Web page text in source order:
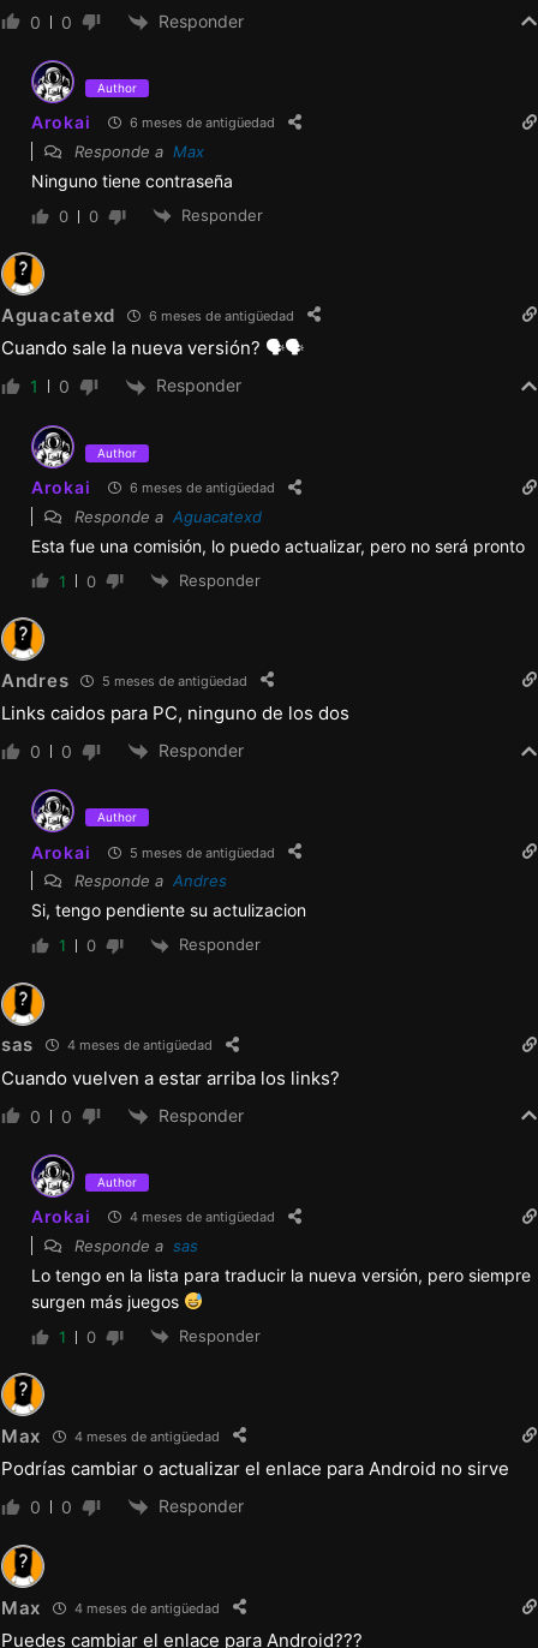
0 0 Responder
Author
Arokai 6 meses de antigüedad
Responde a Max
Ninguno tiene contraseña
0 0 Responder
Aguacatexd 6 meses de antigüedad
Cuando sale la nueva versión? 🗣🗣
1 0 Responder
Author
Arokai 6 meses de antigüedad
Responde a Aguacatexd
Esta fue una comisión, lo puedo actualizar, pero no será pronto
1 0 Responder
Andres 5 meses de antigüedad
Links caidos para PC, ninguno de los dos
0 0 Responder
Author
Arokai 5 meses de antigüedad
Responde a Andres
Si, tengo pendiente su actulizacion
1 0 Responder
sas 4 meses de antigüedad
Cuando vuelven a estar arriba los links?
0 0 Responder
Author
Arokai 4 meses de antigüedad
Responde a sas
Lo tengo en la lista para traducir la nueva versión, pero siempre
surgen más juegos
1 0 Responder
Max 4 meses de antigüedad
Podrías cambiar o actualizar el enlace para Android no sirve
0 0 Responder
Max 4 meses de antigüedad
Puedes cambiar el enlace para Android???